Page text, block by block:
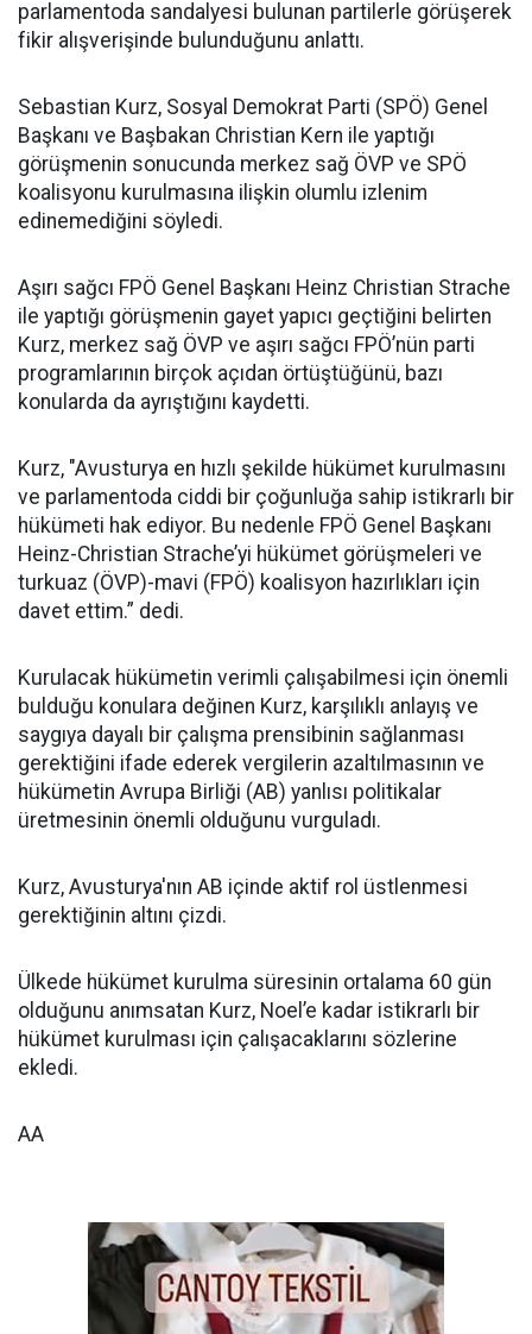
parlamentoda sandalyesi bulunan partilerle görüşerek
fikir alışverişinde bulunduğunu anlattı.
Sebastian Kurz, Sosyal Demokrat Parti (SPÖ) Genel
Başkanı ve Başbakan Christian Kern ile yaptığı
görüşmenin sonucunda merkez sağ ÖVP ve SPÖ
koalisyonu kurulmasına ilişkin olumlu izlenim
edinemediğini söyledi.
Aşırı sağcı FPÖ Genel Başkanı Heinz Christian Strache
ile yaptığı görüşmenin gayet yapıcı geçtiğini belirten
Kurz, merkez sağ ÖVP ve aşırı sağcı FPÖ’nün parti
programlarının birçok açıdan örtüştüğünü, bazı
konularda da ayrıştığını kaydetti.
Kurz, "Avusturya en hızlı şekilde hükümet kurulmasını
ve parlamentoda ciddi bir çoğunluğa sahip istikrarlı bir
hükümeti hak ediyor. Bu nedenle FPÖ Genel Başkanı
Heinz-Christian Strache’yi hükümet görüşmeleri ve
turkuaz (ÖVP)-mavi (FPÖ) koalisyon hazırlıkları için
davet ettim.” dedi.
Kurulacak hükümetin verimli çalışabilmesi için önemli
bulduğu konulara değinen Kurz, karşılıklı anlayış ve
saygıya dayalı bir çalışma prensibinin sağlanması
gerektiğini ifade ederek vergilerin azaltılmasının ve
hükümetin Avrupa Birliği (AB) yanlısı politikalar
üretmesinin önemli olduğunu vurguladı.
Kurz, Avusturya'nın AB içinde aktif rol üstlenmesi
gerektiğinin altını çizdi.
Ülkede hükümet kurulma süresinin ortalama 60 gün
olduğunu anımsatan Kurz, Noel’e kadar istikrarlı bir
hükümet kurulması için çalışacaklarını sözlerine
ekledi.
AA